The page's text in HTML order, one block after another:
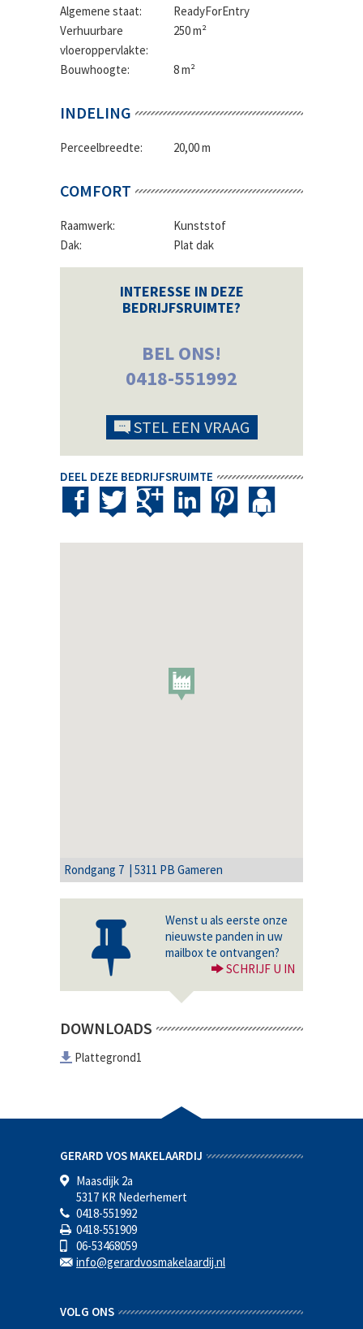
Algemene staat:
ReadyForEntry
Verhuurbare
vloeroppervlakte:
250 m²
Bouwhoogte: 8 m²
INDELING
Perceelbreedte: 20,00 m
COMFORT
Raamwerk:
Kunststof
Dak:
Plat dak
INTERESSE IN DEZE
BEDRIJFSRUIMTE?
BEL ONS!
0418-551992
STEL EEN VRAAG
DEEL DEZE BEDRIJFSRUIMTE
Rondgang 7 | 5311 PB Gameren
Wenst u als eerste onze
nieuwste panden in uw
mailbox te ontvangen?
SCHRIJF U IN
DOWNLOADS
Plattegrond1
GERARD VOS MAKELAARDIJ
Maasdijk 2a
5317 KR Nederhemert
0418-551992
0418-551909
06-53468059
info@gerardvosmakelaardij.nl
VOLG ONS